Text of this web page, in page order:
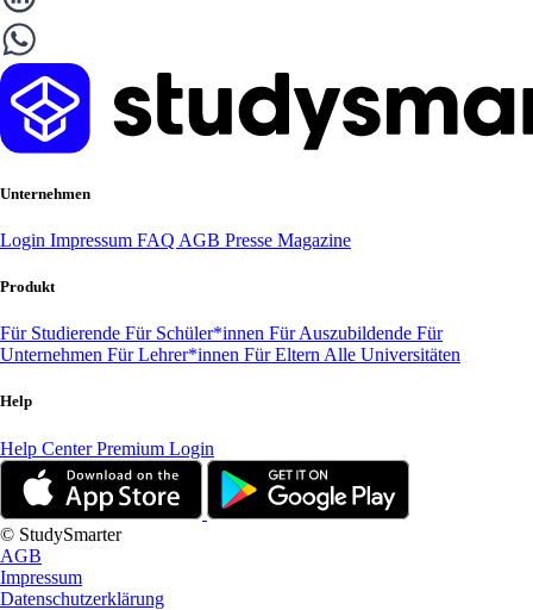
Unternehmen
Login Impressum FAQ AGB Presse Magazine
Produkt
Für Studierende Für Schüler*innen Für Auszubildende Für
Unternehmen Für Lehrer*innen Für Eltern Alle Universitäten
Help
Help CenterPremium Login
© StudySmarter
AGB
Impressum
Datenschutzerklärung